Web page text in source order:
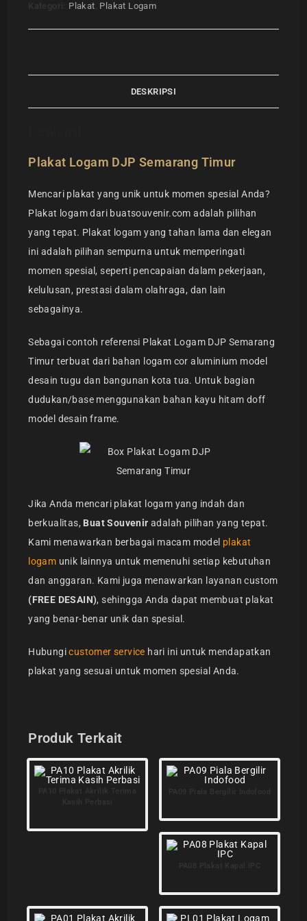
Plakat Plakat Logam
DESKRIPSI
Plakat Logam DJP Semarang Timur
Mencari plakat yang unik untuk momen spesial Anda?
Plakat logam dari buatsouvenir.com adalah pilihan
yang tepat. Plakat logam yang tahan lama dan elegan
ini adalah pilihan sempurna untuk memperingati
momen spesial, seperti pencapaian dalam pekerjaan,
kelulusan, prestasi dalam olahraga, dan lain
sebagainya.
Sebagai contoh referensi Plakat Logam DJP Semarang
Timur terbuat dari bahan logam cor aluminium model
desain tugu dan bangunan kota tua. Untuk bagian
dudukan/base menggunakan bahan kayu hitam doff
model desain frame.
Jika Anda mencari plakat logam yang indah dan
berkualitas, Buat Souvenir adalah pilihan yang tepat.
Kami menawarkan berbagai macam model plakat
logam unik lainnya untuk memenuhi setiap kebutuhan
dan anggaran. Kami juga menawarkan layanan custom
(FREE DESAIN), sehingga Anda dapat membuat plakat
yang benar-benar unik dan spesial.
Hubungicustomer service hari ini untuk mendapatkan
plakat yang sesuai untuk momen spesial Anda.
Produk Terkait